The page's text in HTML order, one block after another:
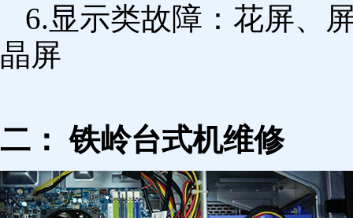
6.显示类故障：花屏、
晶屏
二： 铁岭台式机维修